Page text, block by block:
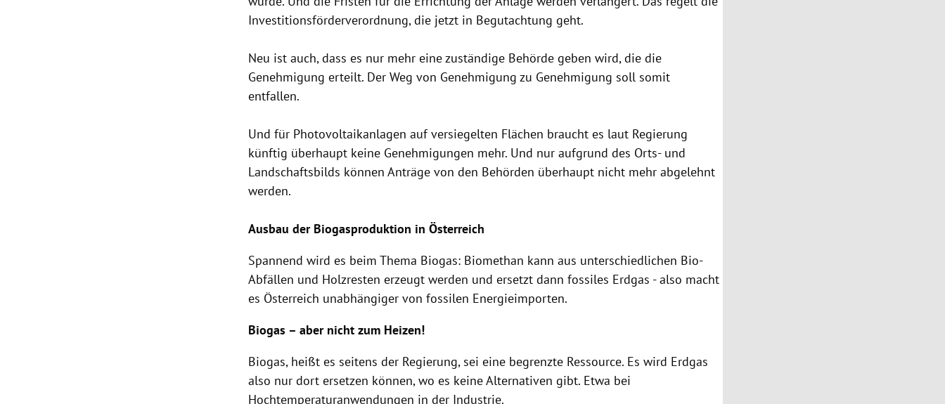
Investitionsförderverordnung, die jetzt in Begutachtung geht.
Neu ist auch, dass es nur mehr eine zuständige Behörde geben wird, die die
Genehmigung erteilt. Der Weg von Genehmigung zu Genehmigung soll somit
entfallen.
Und für Photovoltaikanlagen auf versiegelten Flächen braucht es laut Regierung
künftig überhaupt keine Genehmigungen mehr. Und nur aufgrund des Orts- und
Landschaftsbilds können Anträge von den Behörden überhaupt nicht mehr abgelehnt
werden.
Ausbau der Biogasproduktion in Österreich
Spannend wird es beim Thema Biogas: Biomethan kann aus unterschiedlichen Bio-
Abfällen und Holzresten erzeugt werden und ersetzt dann fossiles Erdgas - also macht
es Österreich unabhängiger von fossilen Energieimporten.
Biogas – aber nicht zum Heizen!
Biogas, heißt es seitens der Regierung, sei eine begrenzte Ressource. Es wird Erdgas
also nur dort ersetzen können, wo es keine Alternativen gibt. Etwa bei
Hochtemperaturanwendungen in der Industrie.